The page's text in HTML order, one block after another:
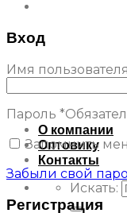
О компании
Оптовику
Контакты
Искать:
Вход
Имя
Пароль *
Запомнить
Забыли свой
Регистрация